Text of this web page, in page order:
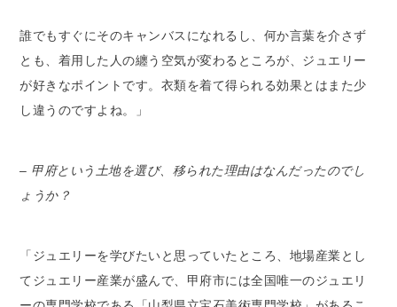
誰でもすぐにそのキャンバスになれるし、何か言葉を介さず
とも、着用した人の纏う空気が変わるところが、ジュエリー
が好きなポイントです。衣類を着て得られる効果とはまた少
し違うのですよね。」
– 甲府という土地を選び、移られた理由はなんだったのでし
ょうか？
「ジュエリーを学びたいと思っていたところ、地場産業とし
てジュエリー産業が盛んで、甲府市には全国唯一のジュエリ